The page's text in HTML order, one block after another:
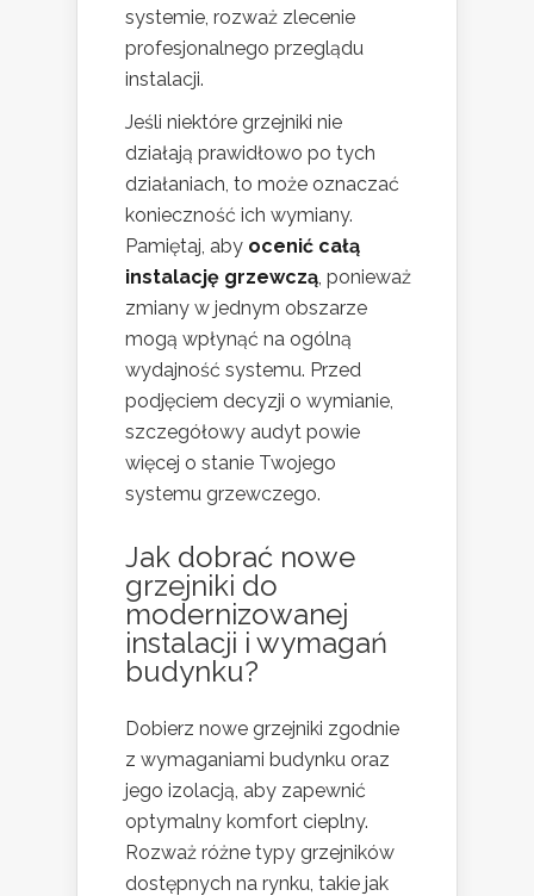
systemie, rozważ zlecenie
profesjonalnego przeglądu
instalacji.
Jeśli niektóre grzejniki nie
działają prawidłowo po tych
działaniach, to może oznaczać
konieczność ich wymiany.
Pamiętaj, aby ocenić całą
instalację grzewczą, ponieważ
zmiany w jednym obszarze
mogą wpłynąć na ogólną
wydajność systemu. Przed
podjęciem decyzji o wymianie,
szczegółowy audyt powie
więcej o stanie Twojego
systemu grzewczego.
Jak dobrać nowe
grzejniki do
modernizowanej
instalacji i wymagań
budynku?
Dobierz nowe grzejniki zgodnie
z wymaganiami budynku oraz
jego izolacją, aby zapewnić
optymalny komfort cieplny.
Rozważ różne typy grzejników
dostępnych na rynku, takie jak